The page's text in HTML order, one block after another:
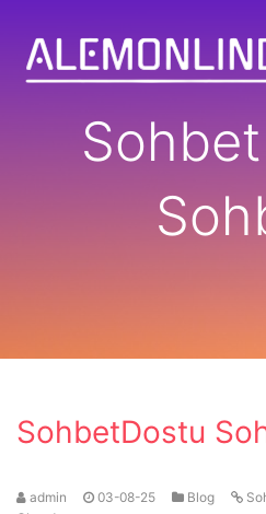
SohbetDostu
admin 03-08-25 Blog